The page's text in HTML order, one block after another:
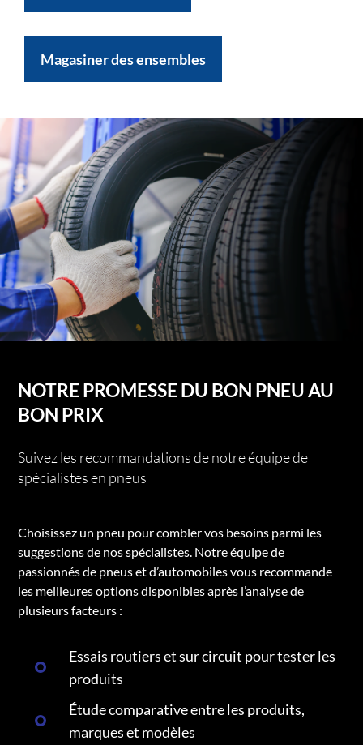
Magasiner des ensembles
NOTRE PROMESSE DU BON PNEU AU
BON PRIX
Suivez les recommandations de notre équipe de
spécialistes en pneus
Choisissez un pneu pour combler vos besoins parmi les
suggestions de nos spécialistes. Notre équipe de
passionnés de pneus et d’automobiles vous recommande
les meilleures options disponibles après l’analyse de
plusieurs facteurs :
Essais routiers et sur circuit pour tester les
produits
Étude comparative entre les produits,
marques et modèles